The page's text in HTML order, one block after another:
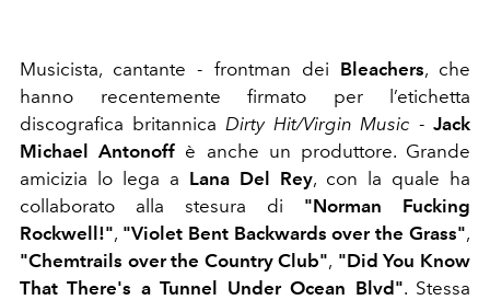
Musicista, cantante - frontman dei Bleachers, che
hanno recentemente firmato per l’etichetta
discografica britannica Dirty Hit/Virgin Music -Jack
Michael Antonoff è anche un produttore. Grande
amicizia lo lega a Lana Del Rey, con la quale ha
collaborato alla stesura di "Norman Fucking
Rockwell!", "Violet Bent Backwards over the Grass",
"Chemtrails over the Country Club", "Did You Know
That There's a Tunnel Under Ocean Blvd". Stessa